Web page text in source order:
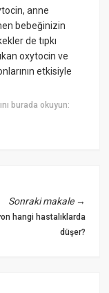
anne
bebeğinizin
de tıpkı
oxytocin ve
etkisiyle
burada okuyun:
Sonraki makale→
hangi hastalıklarda
düşer?